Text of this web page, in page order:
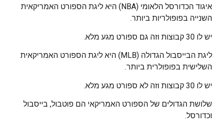
איגוד הכדורסל הלאומי (NBA) היא ליגת הספורט האמריקאית
השנייה בפופולריות ביותר.
יש לו 30 קבוצות וזה גם ספורט מגע מלא.
ליגת הבייסבול הגדולה (MLB) היא ליגת הספורט האמריקאית
השלישית בפופולרית ביותר.
יש לו 30 קבוצות וזה לא ספורט מגע מלא.
שלושת הגדולים של הספורט האמריקאי הם פוטבול, בייסבול
וכדורסל.